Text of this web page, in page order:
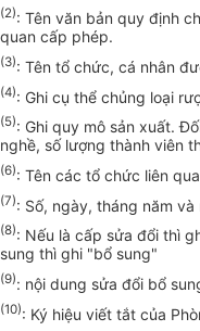
(2): Tên văn bản quy định
quan cấp phép.
(3): Tên tổ chức, cá nhân
(4): Ghi cụ thể chủng loại
(5): Ghi quy mô sản xuất.
nghề, số lượng thành viên
(6): Tên các tổ chức liên
(7): Số, ngày, tháng năm
(8): Nếu là cấp sửa đổi thì
sung thì ghi "bổ sung"
(9): nội dung sửa đổi bổ
(10): Ký hiệu viết tắt của